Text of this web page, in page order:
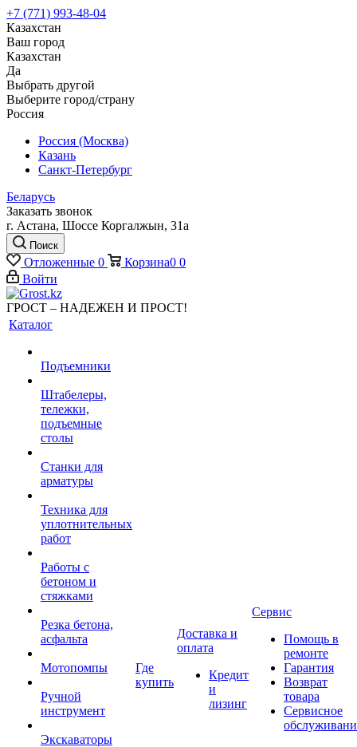
+7 (771) 993-48-04
Казахстан
Ваш город
Казахстан
Да
Выбрать другой
Выберите город/страну
Россия
Россия (Москва)
Казань
Санкт-Петербург
Беларусь
Заказать звонок
г. Астана, Шоссе Коргалжын, 31а
Поиск
Отложенные 0 Корзина0 0
Войти
ГРОСТ – НАДЕЖЕН И ПРОСТ!
Каталог
Подъемники
Штабелеры,
тележки,
подъемные
столы
Станки для
арматуры
Техника для
уплотнительных
работ
Работы с
бетоном и
стяжками
Резка бетона,
асфальта
Мотопомпы
Ручной
инструмент
Экскаваторы
Где
купить
Доставка и
оплата
Кредит
и
лизинг
Сервис
Помощь в
ремонте
Гарантия
Возврат
товара
Сервисное